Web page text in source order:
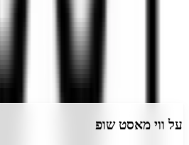
ווי מאסט שופ
על ווי מאסט שופ